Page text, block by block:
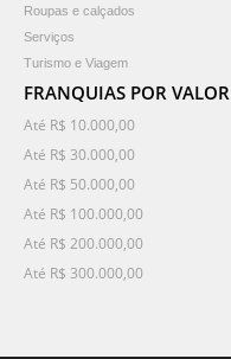
Roupas e calçados
Serviços
Turismo e Viagem
FRANQUIAS POR VALOR
Até R$ 10.000,00
Até R$ 30.000,00
Até R$ 50.000,00
Até R$ 100.000,00
Até R$ 200.000,00
Até R$ 300.000,00